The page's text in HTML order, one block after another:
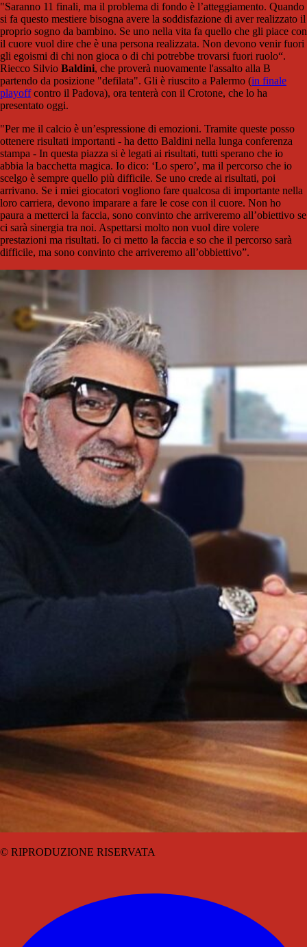
"Saranno 11 finali, ma il problema di fondo è l’atteggiamento. Quando
si fa questo mestiere bisogna avere la soddisfazione di aver realizzato il
proprio sogno da bambino. Se uno nella vita fa quello che gli piace con
il cuore vuol dire che è una persona realizzata. Non devono venir fuori
gli egoismi di chi non gioca o di chi potrebbe trovarsi fuori ruolo“.
Riecco Silvio Baldini, che proverà nuovamente l'assalto alla B
partendo da posizione "defilata". Gli è riuscito a Palermo (in finale
playoffcontro il Padova), ora tenterà con il Crotone, che lo ha
presentato oggi.
"Per me il calcio è un’espressione di emozioni. Tramite queste posso
ottenere risultati importanti - ha detto Baldini nella lunga conferenza
stampa - In questa piazza si è legati ai risultati, tutti sperano che io
abbia la bacchetta magica. Io dico: ‘Lo spero’, ma il percorso che io
scelgo è sempre quello più difficile. Se uno crede ai risultati, poi
arrivano. Se i miei giocatori vogliono fare qualcosa di importante nella
loro carriera, devono imparare a fare le cose con il cuore. Non ho
paura a metterci la faccia, sono convinto che arriveremo all’obiettivo se
ci sarà sinergia tra noi. Aspettarsi molto non vuol dire volere
prestazioni ma risultati. Io ci metto la faccia e so che il percorso sarà
difficile, ma sono convinto che arriveremo all’obbiettivo”.
© RIPRODUZIONE RISERVATA